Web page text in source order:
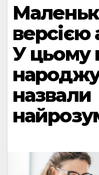
версією
У цьому
назвали